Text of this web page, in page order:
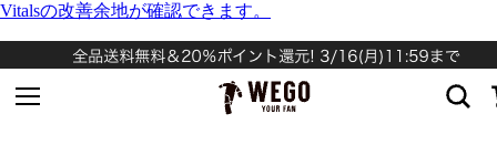
Vitalsの改善余地が確認できます。